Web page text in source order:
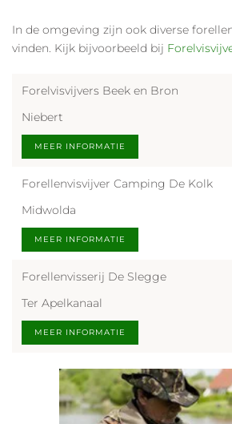
In de omgeving zijn ook diverse
vinden. Kijk bijvoorbeeld bij
Forelvisvijvers Beek en Bron
Niebert
MEER INFORMATIE
Forellenvisvijver Camping De Kolk
Midwolda
MEER INFORMATIE
Forellenvisserij De Slegge
Ter Apelkanaal
MEER INFORMATIE